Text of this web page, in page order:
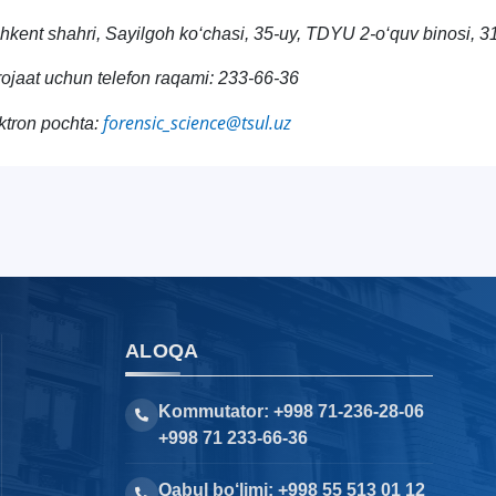
shahri, Sayilgoh ko‘chasi, 35-uy, TDYU 2-o‘quv binosi,
uchun telefon raqami: 233-66-36
pochta: forensic_science@tsul.uz
ALOQA
Kommutator: +998 71-236-28-06
+998 71 233-66-36
Qabul bo‘limi: +998 55 513 01 12